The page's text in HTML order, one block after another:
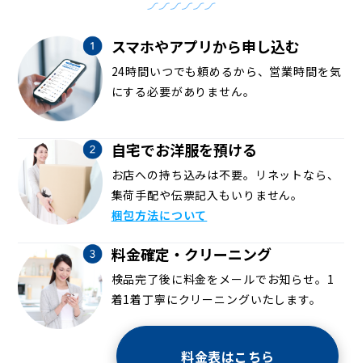
スマホやアプリから申し込む
24時間いつでも頼めるから、営業時間を気
にする必要がありません。
自宅でお洋服を預ける
お店への持ち込みは不要。リネットなら、
集荷手配や伝票記入もいりません。
梱包方法について
料金確定・クリーニング
検品完了後に料金をメールでお知らせ。1
着1着丁寧にクリーニングいたします。
料金表はこちら